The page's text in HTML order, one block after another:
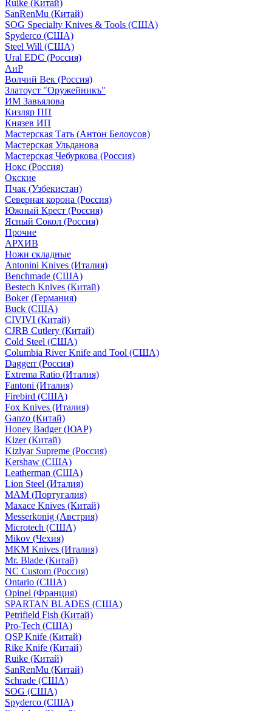
Ruike (Китай)
SanRenMu (Китай)
SOG Specialty Knives & Tools (США)
Spyderco (США)
Steel Will (США)
Ural EDC (Россия)
АиР
Волчий Век (Россия)
Златоуст "Оружейникъ"
ИМ Завьялова
Кизляр ПП
Князев ИП
Мастерская Тать (Антон Белоусов)
Мастерская Ульданова
Мастерская Чебуркова (Россия)
Нокс (Россия)
Окские
Пчак (Узбекистан)
Северная корона (Россия)
Южный Крест (Россия)
Ясный Сокол (Россия)
Прочие
АРХИВ
Ножи складные
Antonini Knives (Италия)
Benchmade (США)
Bestech Knives (Китай)
Boker (Германия)
Buck (США)
CIVIVI (Китай)
CJRB Cutlery (Китай)
Cold Steel (США)
Columbia River Knife and Tool (США)
Daggerr (Россия)
Extrema Ratio (Италия)
Fantoni (Италия)
Firebird (США)
Fox Knives (Италия)
Ganzo (Китай)
Honey Badger (ЮАР)
Kizer (Китай)
Kizlyar Supreme (Россия)
Kershaw (США)
Leatherman (США)
Lion Steel (Италия)
MAM (Португалия)
Maxace Knives (Китай)
Messerkonig (Австрия)
Microtech (США)
Mikov (Чехия)
MKM Knives (Италия)
Mr. Blade (Китай)
NC Custom (Россия)
Ontario (США)
Opinel (Франция)
SPARTAN BLADES (США)
Petrifield Fish (Китай)
Pro-Tech (США)
QSP Knife (Китай)
Rike Knife (Китай)
Ruike (Китай)
SanRenMu (Китай)
Schrade (США)
SOG (США)
Spyderco (США)